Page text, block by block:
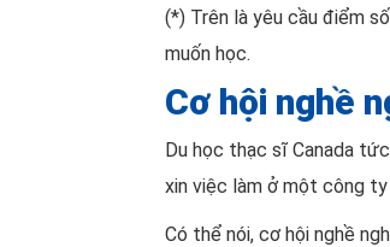
(*) Trên là yêu cầu điểm
muốn học.
Cơ hội nghề
Du học thạc sĩ Canada
xin việc làm ở một công ty
Có thể nói, cơ hội nghề